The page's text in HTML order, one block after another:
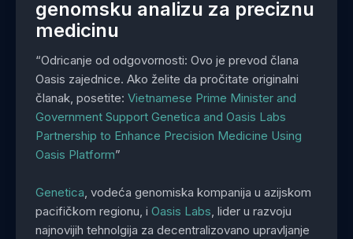
genomsku analizu za preciznu
medicinu
“Odricanje od odgovornosti: Ovo je prevod člana
Oasis zajednice. Ako želite da pročitate originalni
članak, posetite: Vietnamese Prime Minister and
Government Support Genetica and Oasis Labs
Partnership to Enhance Precision Medicine Using
Oasis Platform”
Genetica, vodeća genomiska kompanija u azijskom
pacifičkom regionu, i Oasis Labs, lider u razvoju
najnovijih tehnolgija za decentralizovano upravljanje